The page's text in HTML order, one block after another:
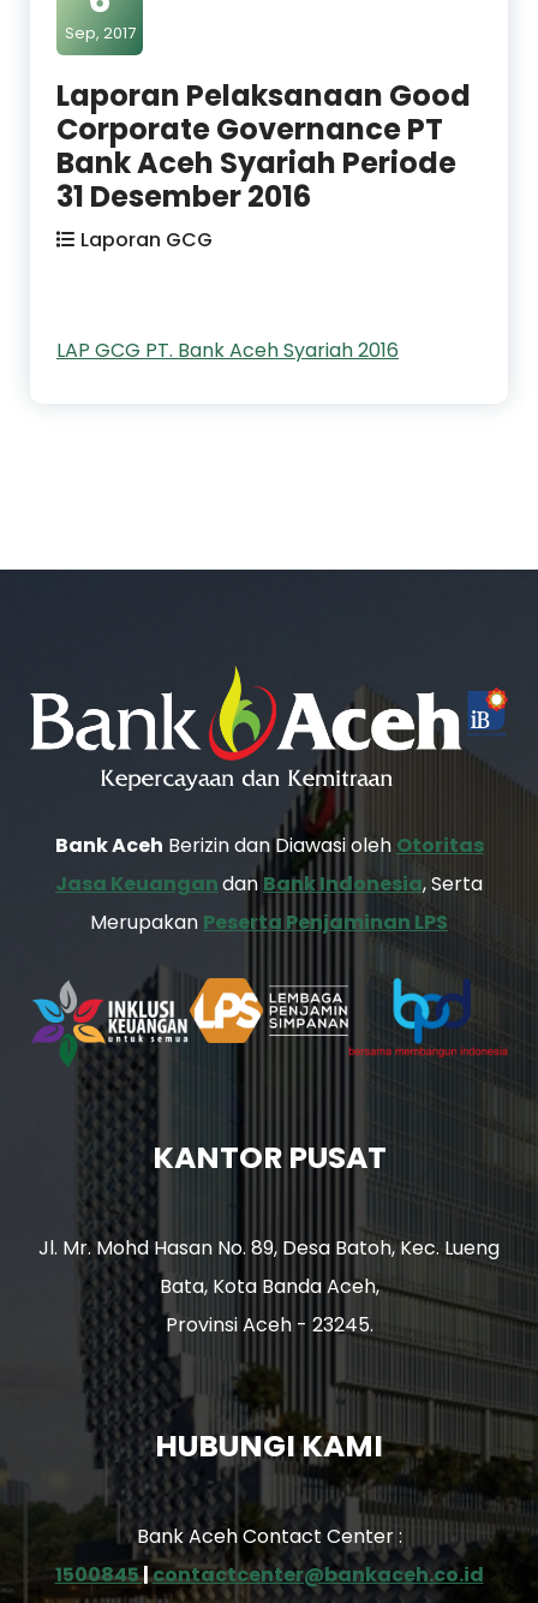
Sep, 2017
Laporan Pelaksanaan Good
Corporate Governance PT
Bank Aceh Syariah Periode
31 Desember 2016
Laporan GCG
LAP GCG PT. Bank Aceh Syariah 2016
Bank Aceh Berizin dan Diawasi oleh Otoritas
Jasa Keuangandan Bank Indonesia, Serta
Merupakan Peserta Penjaminan LPS
KANTOR PUSAT
Jl. Mr. Mohd Hasan No. 89, Desa Batoh, Kec. Lueng
Bata, Kota Banda Aceh,
Provinsi Aceh - 23245.
HUBUNGI KAMI
Bank Aceh Contact Center :
1500845|contactcenter@bankaceh.co.id